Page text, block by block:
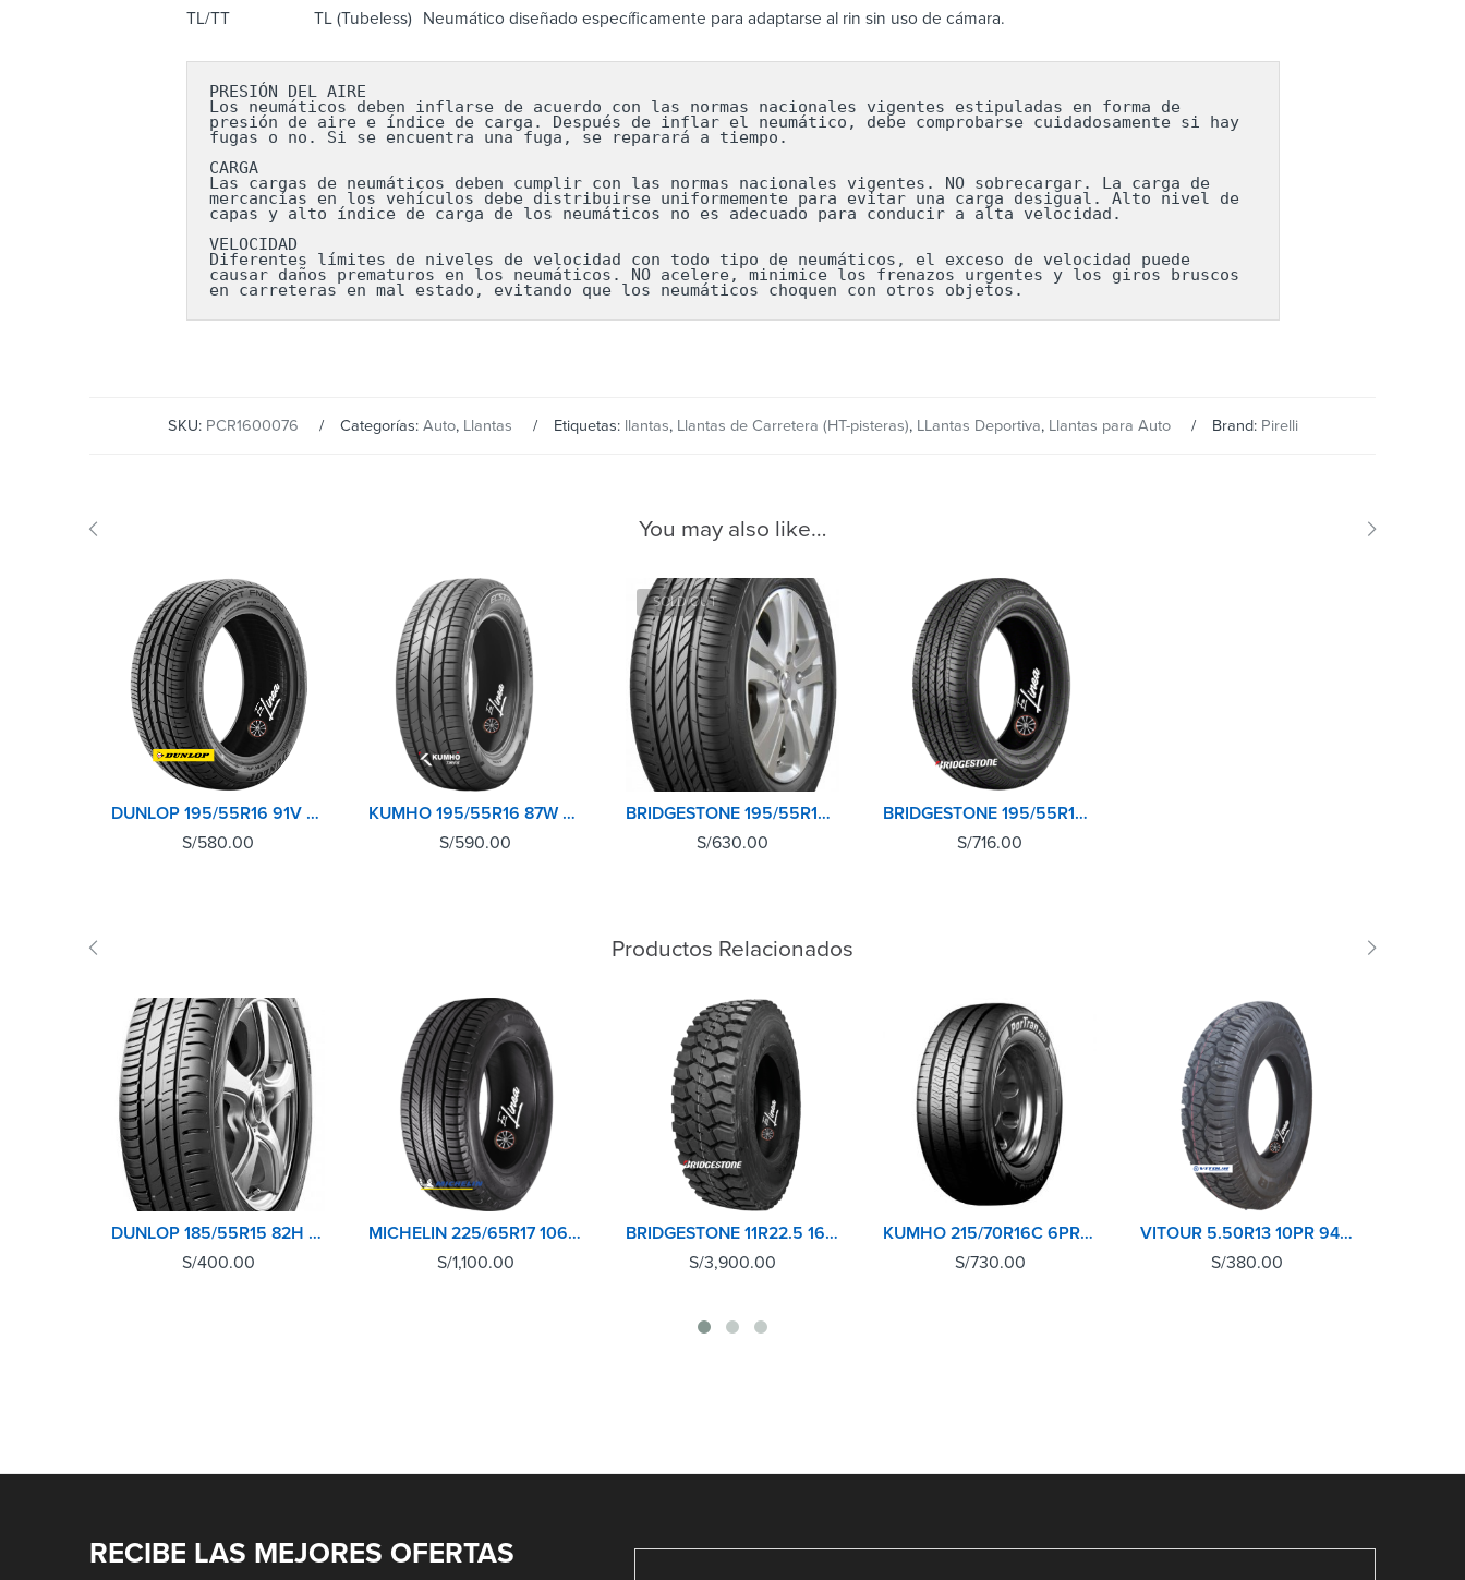
TL/TT TL (Tubeless) Neumático diseñado específicamente para adaptarse al rin sin uso de cámara.
PRESIÓN DEL AIRE
Los neumáticos deben inflarse de acuerdo con las normas nacionales vigentes estipuladas en forma de
presión de aire e índice de carga. Después de inflar el neumático, debe comprobarse cuidadosamente si hay
fugas o no. Si se encuentra una fuga, se reparará a tiempo.
CARGA
Las cargas de neumáticos deben cumplir con las normas nacionales vigentes. NO sobrecargar. La carga de
mercancías en los vehículos debe distribuirse uniformemente para evitar una carga desigual. Alto nivel de
capas y alto índice de carga de los neumáticos no es adecuado para conducir a alta velocidad.
VELOCIDAD
Diferentes límites de niveles de velocidad con todo tipo de neumáticos, el exceso de velocidad puede
causar daños prematuros en los neumáticos. NO acelere, minimice los frenazos urgentes y los giros bruscos
en carreteras en mal estado, evitando que los neumáticos choquen con otros objetos.
SKU: PCR1600076 Categorías: Auto, Llantas Etiquetas: llantas, Llantas de Carretera (HT-pisteras), LLantas Deportiva, Llantas para Auto Brand: Pirelli
You may also like…
DUNLOP 195/55R16 91V SPORT FM800
S/580.00
KUMHO 195/55R16 87W ECSTA HS52
S/590.00
SOLD OUT
BRIDGESTONE 195/55R16 87H ECOPIA EP150
S/630.00
BRIDGESTONE 195/55R16 86V ECOPIA EP422 PLUS
S/716.00
Productos Relacionados
DUNLOP 185/55R15 82H SP TOURING R1
S/400.00
MICHELIN 225/65R17 106H M+S PRIMACY SUV+ XL
S/1,100.00
BRIDGESTONE 11R22.5 16 PR L355 POSTERIOR
S/3,900.00
KUMHO 215/70R16C 6PR PORTRAN KC53
S/730.00
VITOUR 5.50R13 10PR 94/93P V888
S/380.00
RECIBE LAS MEJORES OFERTAS